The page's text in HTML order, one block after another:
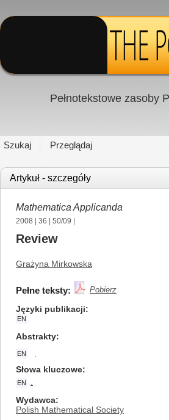
Pełnotekstowe zasoby
Szukaj Przeglądaj
Artykuł - szczegóły
Mathematica Applicanda
2008 36 50/09
Review
Grażyna Mirkowska
Pełne teksty: Pobierz
Języki publikacji
EN
Abstrakty
EN
Słowa kluczowe
EN
Wydawca
Polish Mathematical Society